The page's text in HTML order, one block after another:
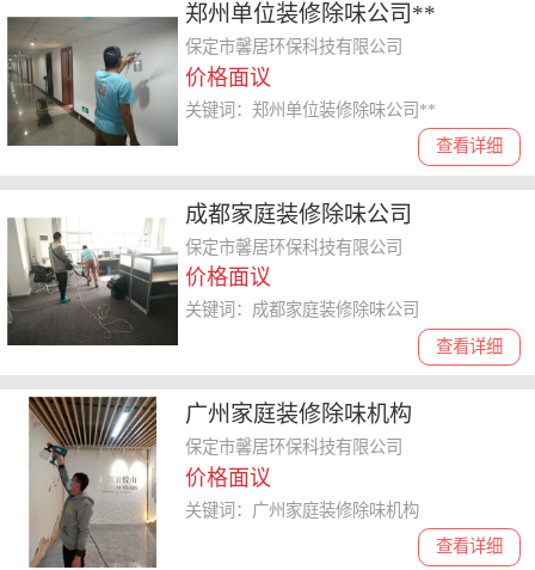
郑州单位装修除味公司**
保定市馨居环保科技有限公司
价格面议
查看详细
关键词：郑州单位装修除味公司**
成都家庭装修除味公司
保定市馨居环保科技有限公司
价格面议
查看详细
关键词：成都家庭装修除味公司
广州家庭装修除味机构
保定市馨居环保科技有限公司
价格面议
查看详细
关键词：广州家庭装修除味机构